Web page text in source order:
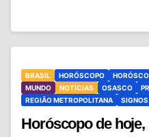
BRASIL HORÓSCOPO
MUNDO
NOTÍCIAS OSASCO
REGIÃO METROPOLITANA
SIGNOS
Horóscopo de